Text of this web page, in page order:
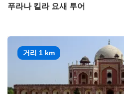
푸라나 킬라 요새 투어
거리 1 km